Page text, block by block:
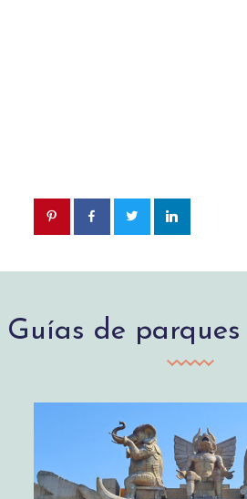
Guías de